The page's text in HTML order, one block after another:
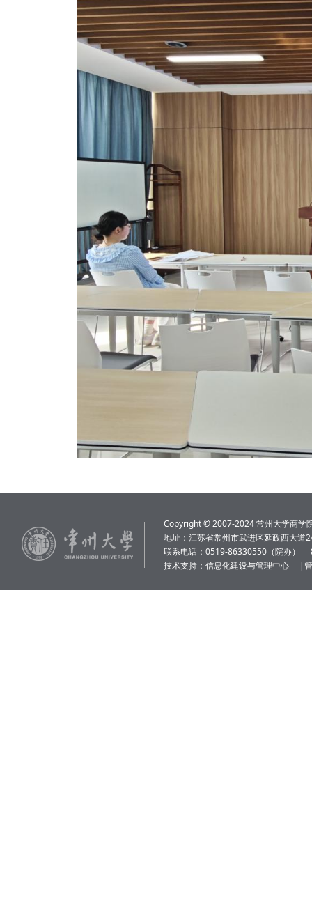
Copyright © 2007-2024 常州大学商学
地址：江苏省常州市武进区延政西大道
联系电话：0519-86330550（院办）
技术支持： 信息化建设与管理中心 |